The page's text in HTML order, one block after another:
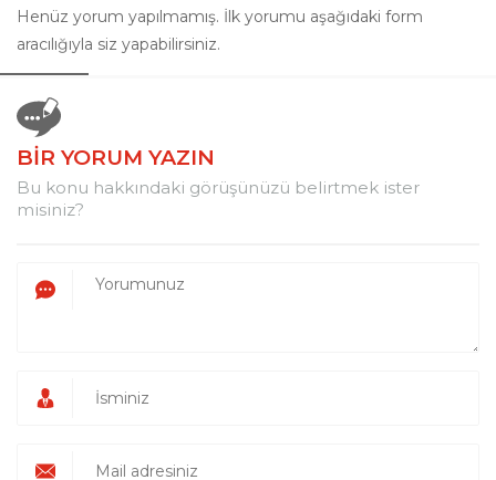
Henüz yorum yapılmamış. İlk yorumu aşağıdaki form
aracılığıyla siz yapabilirsiniz.
BİR YORUM YAZIN
Bu konu hakkındaki görüşünüzü belirtmek ister
misiniz?